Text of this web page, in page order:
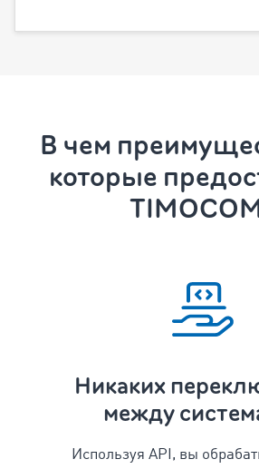
В чем
которые
Никаких
между
Используя API, вы